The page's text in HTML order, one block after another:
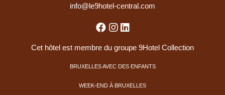
info@le9hotel-central.com
Cet hôtel est membre du groupe 9Hotel Collection
BRUXELLES AVEC DES ENFANTS
WEEK-END À BRUXELLES